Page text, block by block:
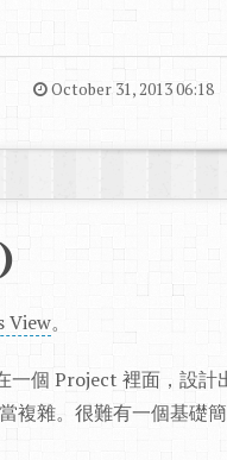
October 31, 2013 06:18
View。
一個 Project 裡面，設計
雜。很難有一個基礎